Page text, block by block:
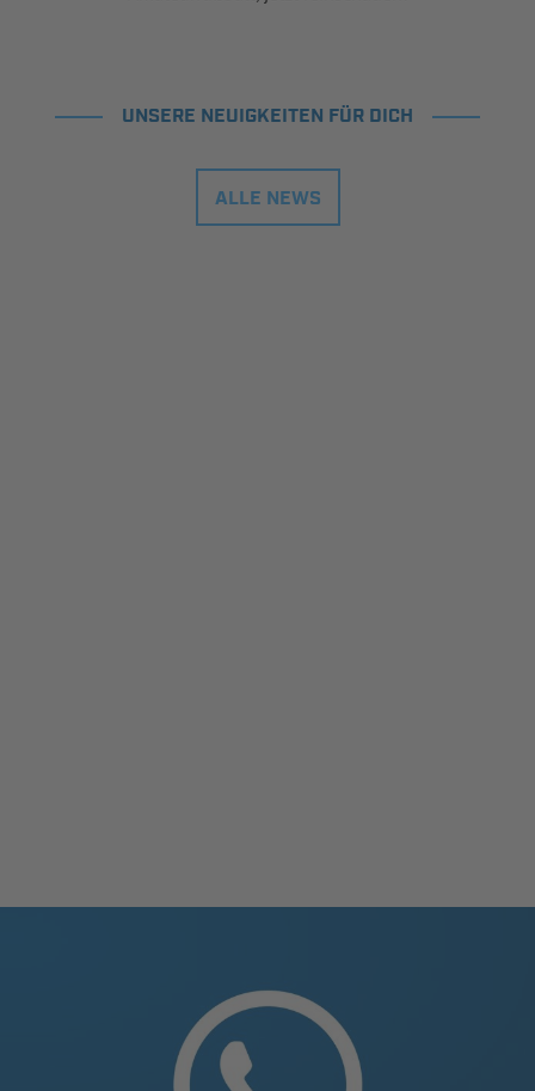
UNSERE NEUIGKEITEN FÜR DICH
ALLE NEWS